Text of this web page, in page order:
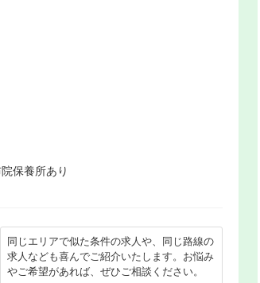
保養所あり
同じエリアで似た条件の求人や、同じ路線の
求人なども喜んでご紹介いたします。お悩み
やご希望があれば、ぜひご相談ください。